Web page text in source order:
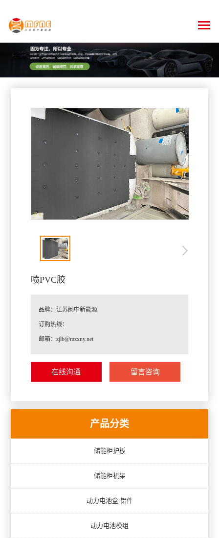
1-1
喷PVC胶
品牌：江苏闽中新能源
订购热线：
邮箱：zjlb@mzxny.net
定制化方案
♦
高质量产品
在线沟通 留言咨询
产品分类
储能柜护板
储能柜机架
动力电池盒-铝件
动力电池模组